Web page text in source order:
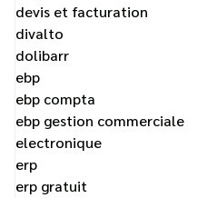
devis et facturation
divalto
dolibarr
ebp
ebp compta
ebp gestion commerciale
electronique
erp
erp gratuit